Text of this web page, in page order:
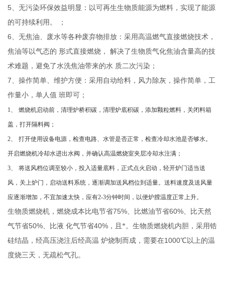
5、无污染环保效益明显：以可再生生物质能源为燃料，实现了能源
的可持续利用。
；
6、无焦油、废水等各种废弃物排放：采用高温燃气直接燃烧技术，
焦油等以气态的 形式直接燃烧，
解决了生物质气化焦油含量高的技
术难题，避免了水洗焦油带来的水 质二次污染；
7、操作简单、维护方便：采用自动给料，风力除灰，操作简单，工
作量小，单人值 班即可；
1、 燃烧机启动前，清理炉桥积碳，清理炉底积碳，添加颗粒燃料，关闭料箱
盖，打开隔料阀；
2、 打开使用设备电源，检查电路、水管是否正常，检查冷却水池是否够水。
开启燃烧机冷却水进出水阀，并确认高温燃烧室夹层冷却水注满；
3、 将送风档位调至较小，投入适量底料，正式点火启动，轻开炉门适当送
风，关上炉门，启动送料系统，逐渐调加送风档位到适量。送料速度及送风量
应逐渐增加，不宜加速太快，应有2-3分钟时间，以便炉膛温度正常上升。
生物质燃烧机，燃烧成本比电节省75%、比燃油节省60%、比天然
气节省50%、比液 化气节省40% ，且*。生物质燃烧机内胆，采用锆
硅结晶，经高压浇注后经高温 炉烧制而成，需要在1000℃以上的温
度烧三天，无疏松气孔。